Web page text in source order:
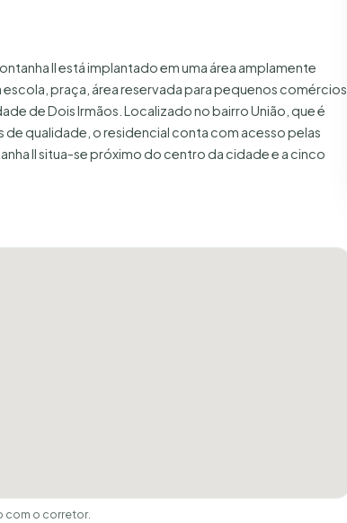
II está implantado em uma área amplamente
praça, área reservada para pequenos comércios
de Dois Irmãos. Localizado no bairro União, que é
qualidade, o residencial conta com acesso pelas
II situa-se próximo do centro da cidade e a cinco
com o corretor.